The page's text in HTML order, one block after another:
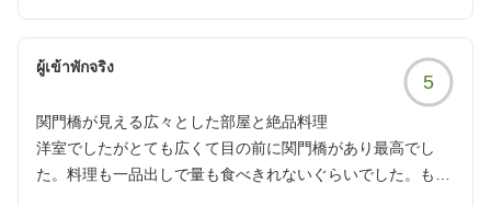
ผู้เข้าพักจริง
5
関門橋が見える広々とした部屋と絶品料理
洋室でしたがとても広くて目の前に関門橋があり最高でし
た。料理も一品出しで量も食べきれないぐらいでした。もち